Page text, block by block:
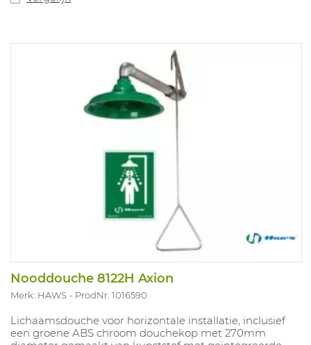
Nooddouche 8122H Axion
Merk: HAWS ProdNr. 1016590
Lichaamsdouche voor horizontale installatie, inclusief
een groene ABS chroom douchekop met 270mm